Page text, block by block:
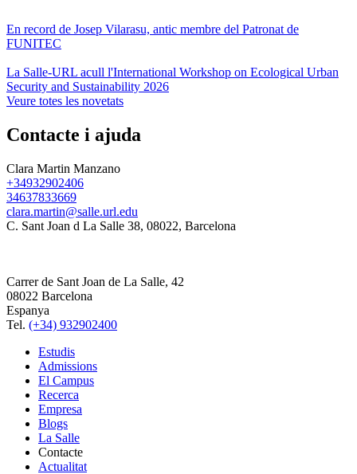
En record de Josep Vilarasu, antic membre del Patronat de
FUNITEC
La Salle-URL acull l'International Workshop on Ecological Urban
Security and Sustainability 2026
Veure totes les novetats
Contacte i ajuda
Clara Martin Manzano
+34932902406
34637833669
clara.martin@salle.url.edu
C. Sant Joan d La Salle 38, 08022, Barcelona
Carrer de Sant Joan de La Salle, 42
08022 Barcelona
Espanya
Tel. (+34) 932902400
Estudis
Admissions
El Campus
Recerca
Empresa
Blogs
La Salle
Contacte
Actualitat